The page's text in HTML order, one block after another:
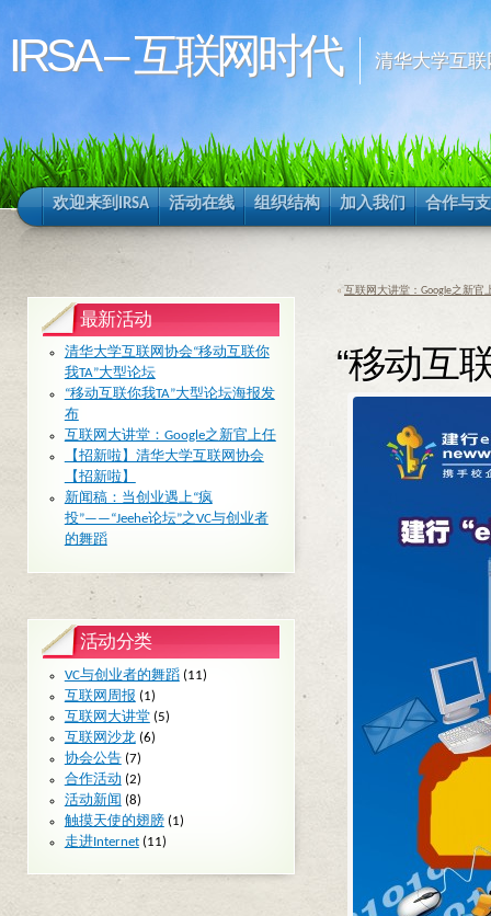
IRSA – 互联网时代 清华大学互
欢迎来到IRSA 活动在线 组织结构 加入我们 合作与
« 互联网大讲堂：Google之新官
“移动互
最新活动
清华大学互联网协会“移动互联你
我TA”大型论坛
“移动互联你我TA”大型论坛海报发
布
互联网大讲堂：Google之新官上任
【招新啦】清华大学互联网协会
【招新啦】
新闻稿：当创业遇上“疯
投”——“Jeehe论坛”之VC与创业者
的舞蹈
活动分类
VC与创业者的舞蹈(11)
互联网周报 (1)
互联网大讲堂(5)
互联网沙龙 (6)
协会公告(7)
合作活动 (2)
活动新闻 (8)
触摸天使的翅膀(1)
走进Internet(11)